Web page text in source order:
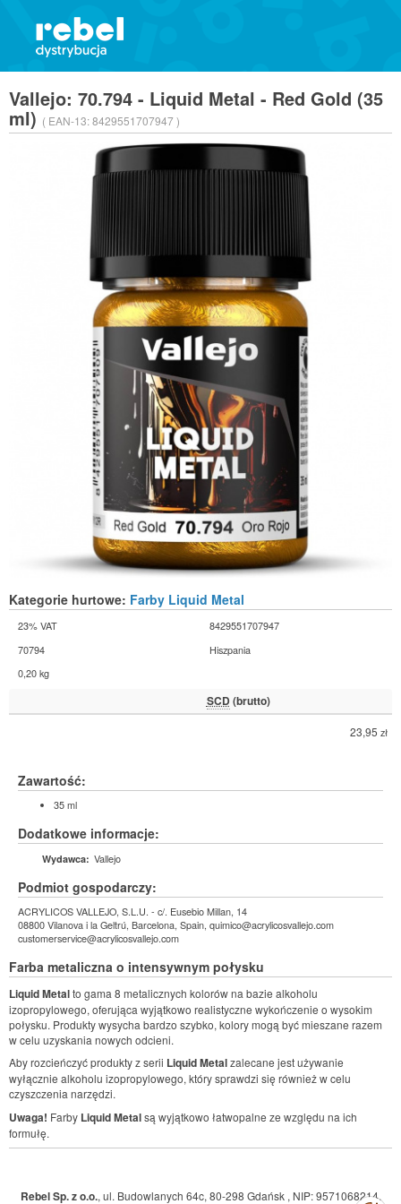
Vallejo: 70.794 - Liquid Metal - Red Gold (35
ml) ( EAN-13:8429551707947 )
Kategorie hurtowe: Farby Liquid Metal
23% VAT
8429551707947
70794
Hiszpania
0,20 kg
SCD (brutto)
23,95 zł
Zawartość:
35 ml
Dodatkowe informacje:
Wydawca: Vallejo
Podmiot gospodarczy:
ACRYLICOS VALLEJO, S.L.U. - c/. Eusebio Millan, 14
08800 Vilanova i la Geltrú, Barcelona, Spain, quimico@acrylicosvallejo.com
customerservice@acrylicosvallejo.com
Farba metaliczna o intensywnym połysku
Liquid Metalto gama 8 metalicznych kolorów na bazie alkoholu
izopropylowego, oferująca wyjątkowo realistyczne wykończenie o wysokim
połysku. Produkty wysycha bardzo szybko, kolory mogą być mieszane razem
w celu uzyskania nowych odcieni.
Aby rozcieńczyć produkty z serii Liquid Metalzalecane jest używanie
wyłącznie alkoholu izopropylowego, który sprawdzi się również w celu
czyszczenia narzędzi.
Uwaga! Farby Liquid Metalsą wyjątkowo łatwopalne ze względu na ich
formułę.
Rebel Sp. z o.o.,ul. Budowlanych 64c, 80-298 Gdańsk, NIP: 9571068214,